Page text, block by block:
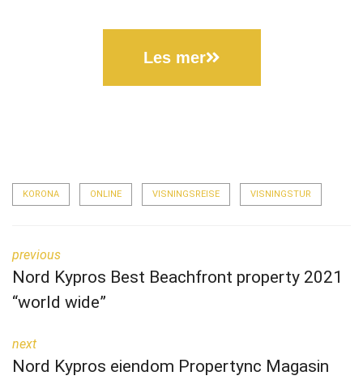
Les mer
KORONA ONLINE VISNINGSREISE VISNINGSTUR
previous
Nord Kypros Best Beachfront property 2021
“world wide”
next
Nord Kypros eiendom Propertync Magasin